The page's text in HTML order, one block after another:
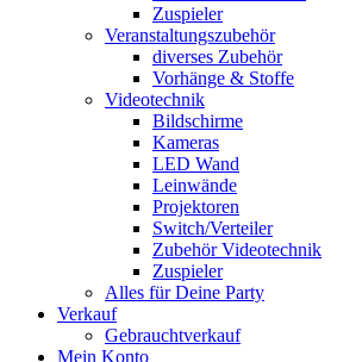
Zuspieler
Veranstaltungszubehör
diverses Zubehör
Vorhänge & Stoffe
Videotechnik
Bildschirme
Kameras
LED Wand
Leinwände
Projektoren
Switch/Verteiler
Zubehör Videotechnik
Zuspieler
Alles für Deine Party
Verkauf
Gebrauchtverkauf
Mein Konto